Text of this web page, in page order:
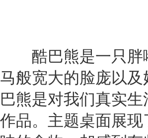
酷巴熊是一只胖
马般宽大的脸庞以
巴熊是对我们真实
作品。主题桌面展